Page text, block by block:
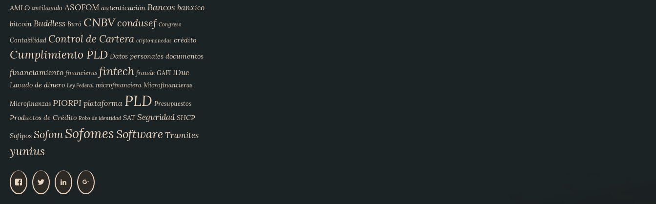
AMLO antilavado ASOFOM autenticación Bancos banxico
bitcoin Buddless Buró CNBVcondusef Congreso
Contabilidad Control de Cartera criptomonedas crédito
Cumplimiento PLD Datos personales documentos
financiamiento financieras fintech fraude GAFI IDue
Lavado de dinero Ley Federal microfinanciera Microfinancieras
Microfinanzas PIORPI plataforma PLD Presupuestos
Productos de Crédito Robo de identidad SAT Seguridad SHCP
Sofipos SofomSofomesSoftwareTramites
yunius
V
V
V
V